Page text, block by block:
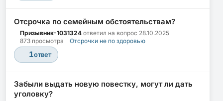
Отсрочка по семейным обстоятельствам?
Призывник-1031324 ответил на вопрос 28.10.2025
873 просмотра
Отсрочки не по здоровью
1ответ
Забыли выдать новую повестку, могут ли дать
уголовку?